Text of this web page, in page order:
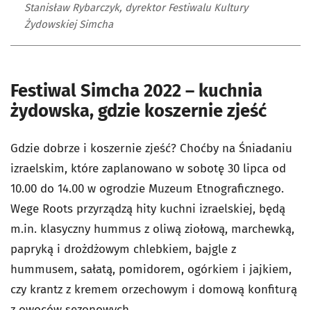
Stanisław Rybarczyk, dyrektor Festiwalu Kultury
Żydowskiej Simcha
Festiwal Simcha 2022 – kuchnia
żydowska, gdzie koszernie zjeść
Gdzie dobrze i koszernie zjeść? Choćby na Śniadaniu
izraelskim, które zaplanowano w sobotę 30 lipca od
10.00 do 14.00 w ogrodzie Muzeum Etnograficznego.
Wege Roots przyrządzą hity kuchni izraelskiej, będą
m.in. klasyczny hummus z oliwą ziołową, marchewką,
papryką i drożdżowym chlebkiem, bajgle z
hummusem, sałatą, pomidorem, ogórkiem i jajkiem,
czy krantz z kremem orzechowym i domową konfiturą